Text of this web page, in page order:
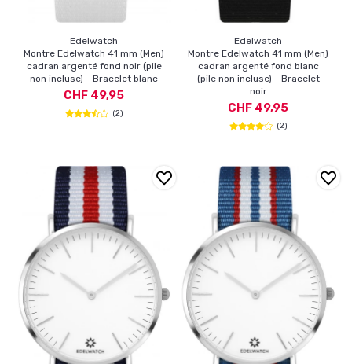
Edelwatch
Montre Edelwatch 41 mm (Men)
cadran argenté fond noir (pile
non incluse) - Bracelet blanc
CHF 49,95
(2)
Edelwatch
Montre Edelwatch 41 mm (Men)
cadran argenté fond blanc
(pile non incluse) - Bracelet
noir
CHF 49,95
(2)